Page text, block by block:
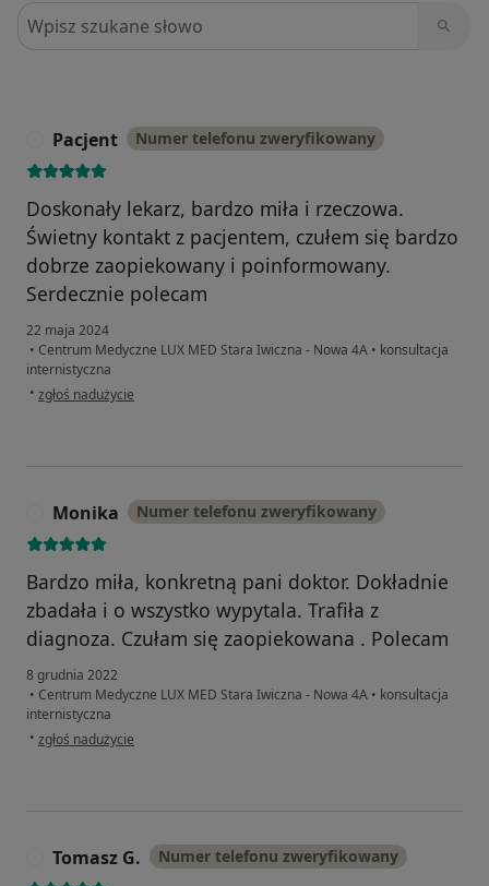
Szukaj w opiniach
Pacjent Numer telefonu zweryfikowany
Doskonały lekarz, bardzo miła i rzeczowa.
Świetny kontakt z pacjentem, czułem się bardzo
dobrze zaopiekowany i poinformowany.
Serdecznie polecam
22 maja 2024
• Centrum Medyczne LUX MED Stara Iwiczna - Nowa 4A • konsultacja
internistyczna
• w opinii użytkownika Pacjent
zgłoś nadużycie
Monika Numer telefonu zweryfikowany
Bardzo miła, konkretną pani doktor. Dokładnie
zbadała i o wszystko wypytala. Trafiła z
diagnoza. Czułam się zaopiekowana . Polecam
8 grudnia 2022
• Centrum Medyczne LUX MED Stara Iwiczna - Nowa 4A • konsultacja
internistyczna
• w opinii użytkownika Monika
zgłoś nadużycie
Tomasz G. Numer telefonu zweryfikowany